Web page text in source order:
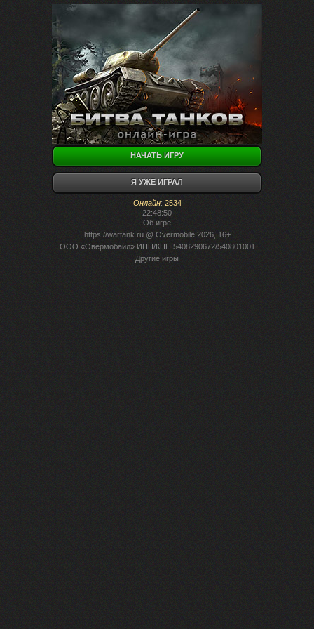
НАЧАТЬ ИГРУ
Я УЖЕ ИГРАЛ
Онлайн: 2534
22:48:50
Об игре
https://wartank.ru@ Overmobile 2026, 16+
ООО «Овермобайл» ИНН/КПП 5408290672/540801001
Другие игры